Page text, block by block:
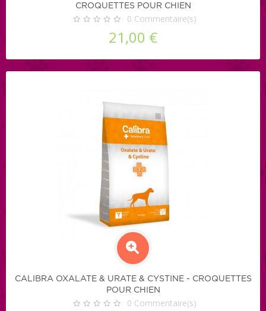
CROQUETTES POUR CHIEN
0 Commentaire(s)
21,00 €
CALIBRA OXALATE & URATE & CYSTINE - CROQUETTES
POUR CHIEN
0 Commentaire(s)